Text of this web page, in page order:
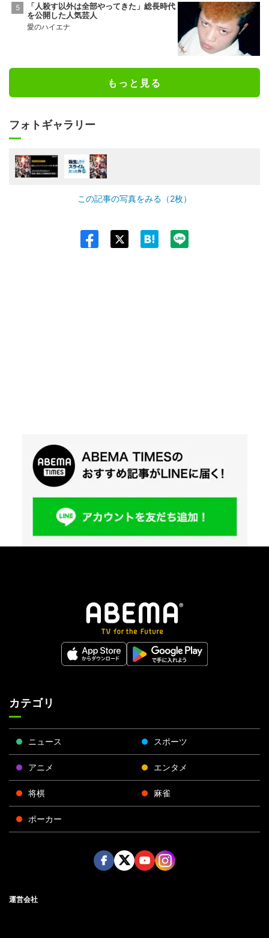
「人殺す以外は全部やってきた」総長時代
を公開した人気芸人
愛のハイエナ
もっと見る
フォトギャラリー
この記事の写真をみる（2枚）
カテゴリ
ニュース スポーツ
アニメ エンタメ
将棋 麻雀
ポーカー
運営会社